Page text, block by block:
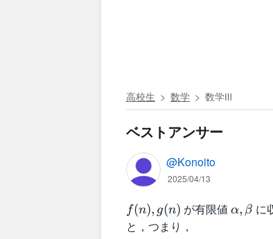
高校生 数学 数学Ⅲ
ベストアンサー
@Konoito
2025/04/13
f
(
f(n), g(n) が有限値 \
α, β に
と，つまり，